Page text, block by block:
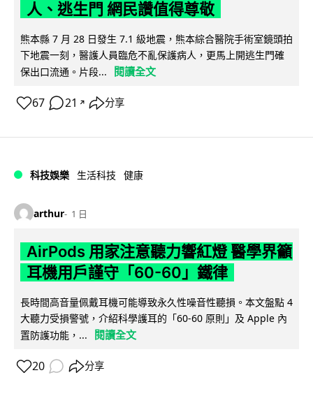
人、逃生門 網民讚值得尊敬
熊本縣 7 月 28 日發生 7.1 級地震，熊本綜合醫院手術室鏡頭拍
下地震一刻，醫護人員臨危不亂保護病人，更馬上開逃生門確
保出口流通。片段...
閱讀全文
67 21 ↗ 分享
科技娛樂 生活科技 健康
arthur 1 日
AirPods 用家注意聽力響紅燈 醫學界籲
耳機用戶謹守「60-60」鐵律
長時間高音量佩戴耳機可能導致永久性噪音性聽損。本文盤點 4
大聽力受損警號，介紹科學護耳的「60-60 原則」及 Apple 內
置防護功能，...
閱讀全文
20 分享